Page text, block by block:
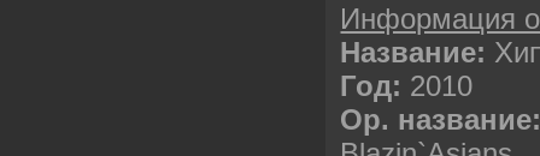
Информация
Название:
Год: 2010
Ор.